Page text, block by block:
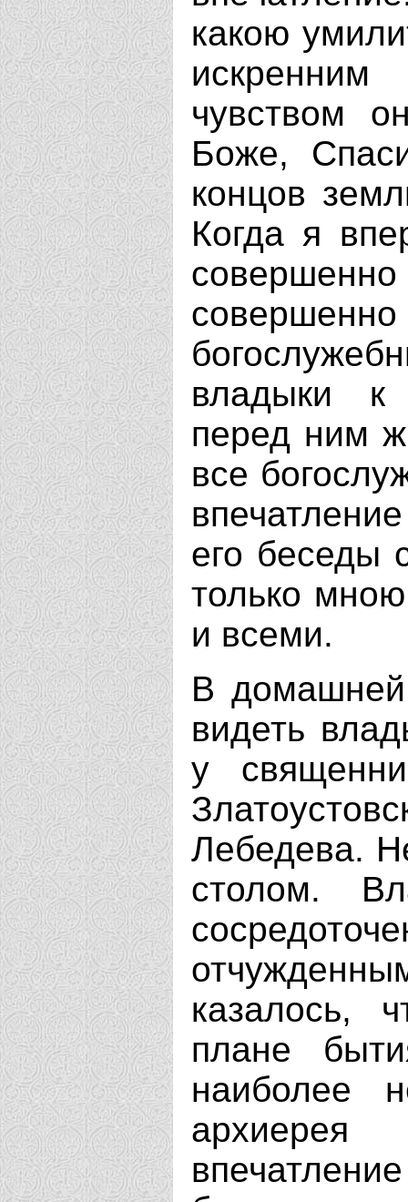
какою
чувством
Боже,
концов
Когда я
владыки к
перед ним
все
его беседы
только
и всеми.
В домашней
видеть
у
Лебедева.
столом.
казалось,
плане
наиболее